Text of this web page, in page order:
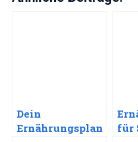
Dein
Ernährungsplan
für